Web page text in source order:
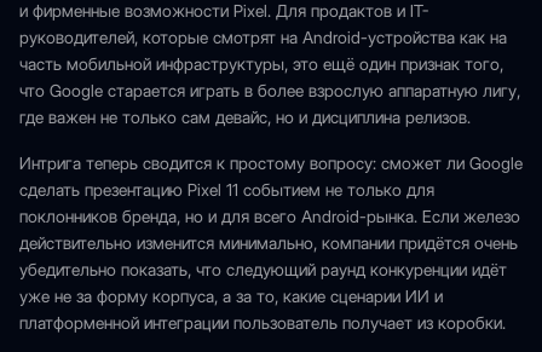
и фирменные возможности Pixel. Для продактов и IT-
руководителей, которые смотрят на Android-устройства как на
часть мобильной инфраструктуры, это ещё один признак того,
что Google старается играть в более взрослую аппаратную лигу,
где важен не только сам девайс, но и дисциплина релизов.
Интрига теперь сводится к простому вопросу: сможет ли Google
сделать презентацию Pixel 11 событием не только для
поклонников бренда, но и для всего Android-рынка. Если железо
действительно изменится минимально, компании придётся очень
убедительно показать, что следующий раунд конкуренции идёт
уже не за форму корпуса, а за то, какие сценарии ИИ и
платформенной интеграции пользователь получает из коробки.